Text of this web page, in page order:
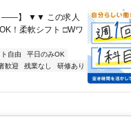
――】 ▼▼ この求人
！柔軟シフト □Wワ
自由
平日のみOK
歓迎 残業なし
研修あり